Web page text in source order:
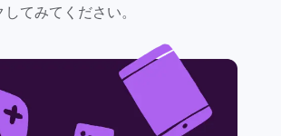
てみてください。